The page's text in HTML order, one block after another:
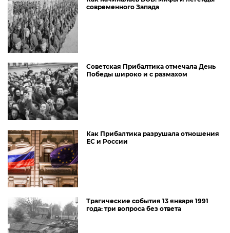
современного Запада
Советская Прибалтика отмечала День
Победы широко и с размахом
Как Прибалтика разрушала отношения
ЕС и России
Трагические события 13 января 1991
года: три вопроса без ответа